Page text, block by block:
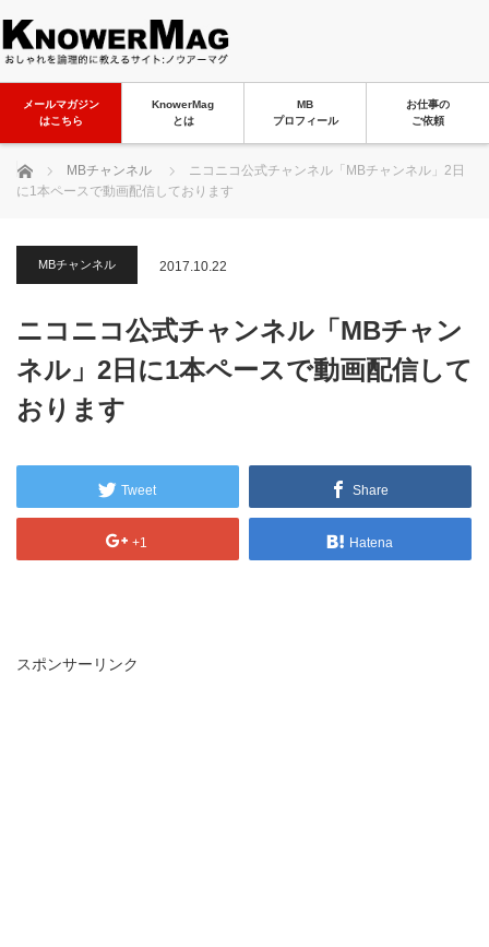
メールマガジン
はこちら
KnowerMag
とは
MB
プロフィール
お仕事の
ご依頼
ホーム MBチャンネル
ニコニコ公式チャンネル「MBチャンネル」2日
に1本ペースで動画配信しております
MBチャンネル 2017.10.22
ニコニコ公式チャンネル「MBチャン
ネル」2日に1本ペースで動画配信して
おります
Tweet Share
+1 Hatena
スポンサーリンク